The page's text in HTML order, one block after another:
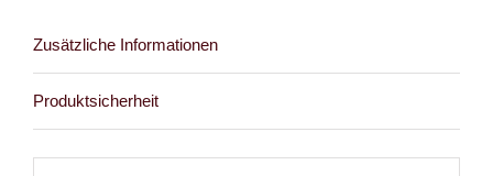
Zusätzliche Informationen
Produktsicherheit